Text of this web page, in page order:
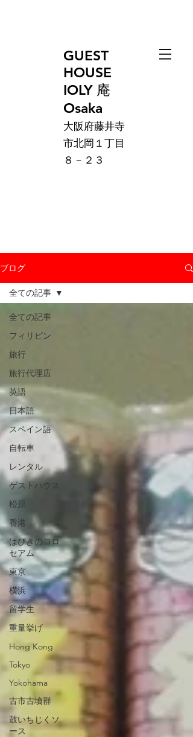
GUEST
HOUSE
IOLY 庵
Osaka
大阪府藤井寺
市北岡１丁目
８－２３
ブログ
全ての記事
フィリピン
旅行
旅行代理店
英語
日本語
スペイン語
自転車
レンタル
ゲストハウス
松原
香港
はびきのコロ
セアム
東京
横浜
留学生
重量挙げ
Hong Kong
Tokyo
Yokohama
古市古墳群
鼓いちじくソ
ース
全ての記事